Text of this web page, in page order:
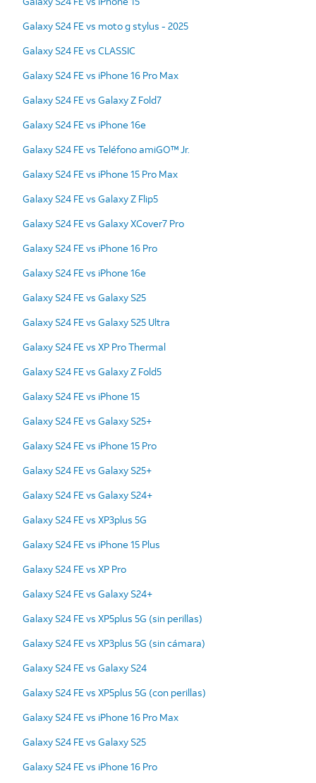
Galaxy S24 FE vs moto g stylus - 2025
Galaxy S24 FE vs CLASSIC
Galaxy S24 FE vs iPhone 16 Pro Max
Galaxy S24 FE vs Galaxy Z Fold7
Galaxy S24 FE vs iPhone 16e
Galaxy S24 FE vs Teléfono amiGO™ Jr.
Galaxy S24 FE vs iPhone 15 Pro Max
Galaxy S24 FE vs Galaxy Z Flip5
Galaxy S24 FE vs Galaxy XCover7 Pro
Galaxy S24 FE vs iPhone 16 Pro
Galaxy S24 FE vs iPhone 16e
Galaxy S24 FE vs Galaxy S25
Galaxy S24 FE vs Galaxy S25 Ultra
Galaxy S24 FE vs XP Pro Thermal
Galaxy S24 FE vs Galaxy Z Fold5
Galaxy S24 FE vs iPhone 15
Galaxy S24 FE vs Galaxy S25+
Galaxy S24 FE vs iPhone 15 Pro
Galaxy S24 FE vs Galaxy S25+
Galaxy S24 FE vs Galaxy S24+
Galaxy S24 FE vs XP3plus 5G
Galaxy S24 FE vs iPhone 15 Plus
Galaxy S24 FE vs XP Pro
Galaxy S24 FE vs Galaxy S24+
Galaxy S24 FE vs XP5plus 5G (sin perillas)
Galaxy S24 FE vs XP3plus 5G (sin cámara)
Galaxy S24 FE vs Galaxy S24
Galaxy S24 FE vs XP5plus 5G (con perillas)
Galaxy S24 FE vs iPhone 16 Pro Max
Galaxy S24 FE vs Galaxy S25
Galaxy S24 FE vs iPhone 16 Pro